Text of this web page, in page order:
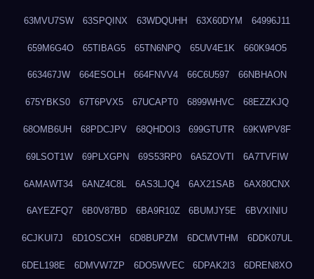
63MVU7SW 63SPQINX 63WDQUHH 63X60DYM 64996J11
659M6G4O 65TIBAG5 65TN6NPQ 65UV4E1K 660K94O5
663467JW 664ESOLH 664FNVV4 66C6U597 66NBHAON
675YBKS0 67T6PVX5 67UCAPT0 6899WHVC 68EZZKJQ
68OMB6UH 68PDCJPV 68QHDOI3 699GTUTR 69KWPV8F
69LSOT1W 69PLXGPN 69S53RP0 6A5ZOVTI 6A7TVFIW
6AMAWT34 6ANZ4C8L 6AS3LJQ4 6AX21SAB 6AX80CNX
6AYEZFQ7 6B0V87BD 6BA9R10Z 6BUMJY5E 6BVXINIU
6CJKUI7J 6D1OSCXH 6D8BUPZM 6DCMVTHM 6DDK07UL
6DEL198E 6DMVW7ZP 6DO5WVEC 6DPAK2I3 6DREN8XO